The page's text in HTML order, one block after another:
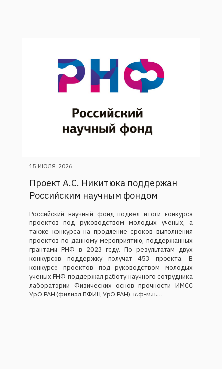
15 ИЮЛЯ, 2026
Проект А.С. Никитюка поддержан
Российским научным фондом
Российский научный фонд подвел итоги конкурса
проектов под руководством молодых ученых, а
также конкурса на продление сроков выполнения
проектов по данному мероприятию, поддержанных
грантами РНФ в 2023 году. По результатам двух
конкурсов поддержку получат 453 проекта. В
конкурсе проектов под руководством молодых
ученых РНФ поддержал работу научного сотрудника
лаборатории Физических основ прочности ИМСС
УрО РАН (филиал ПФИЦ УрО РАН), к.ф-м.н.…